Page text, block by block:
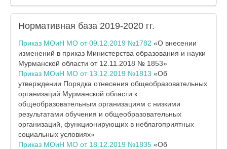
Нормативная база 2019-2020 гг.
Приказ МОиН МО от 09.12.2019 №1782 «О внесении
изменений в приказ Министерства образования и науки
Мурманской области от 12.11.2018 № 1853»
Приказ МОиН МО от 13.12.2019 №1813 «Об
утверждении Порядка отнесения общеобразовательных
организаций Мурманской области к
общеобразовательным организациям с низкими
результатами обучения и общеобразовательных
организаций, функционирующих в неблагоприятных
социальных условиях»
Приказ МОиН МО от 18.12.2019 №1835 «Об